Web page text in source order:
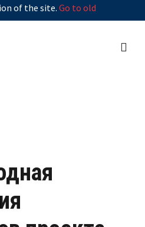
of the site. Go to old